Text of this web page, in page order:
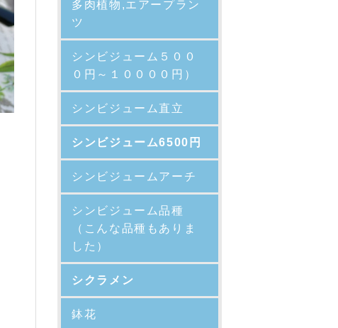
多肉植物,エアープラン
ツ
シンビジューム５００
０円～１００００円）
シンビジューム直立
シンビジューム6500円
シンビジュームアーチ
シンビジューム品種
（こんな品種もありま
した）
シクラメン
鉢花